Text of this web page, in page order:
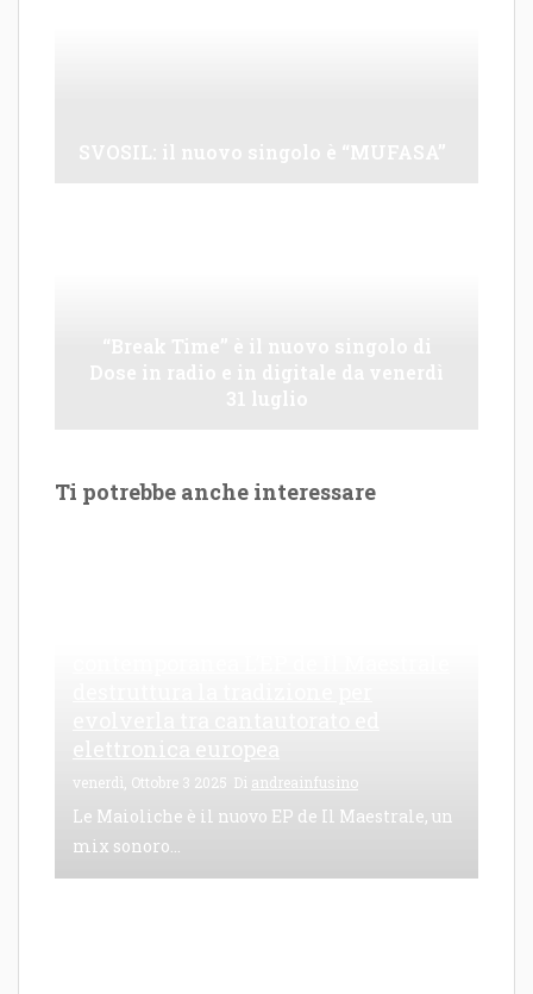
Ti potrebbe anche interessare
venerdì, Ottobre 3 2025 Di andreainfusino
Le Maioliche è il nuovo EP de Il Maestrale, un
mix sonoro...